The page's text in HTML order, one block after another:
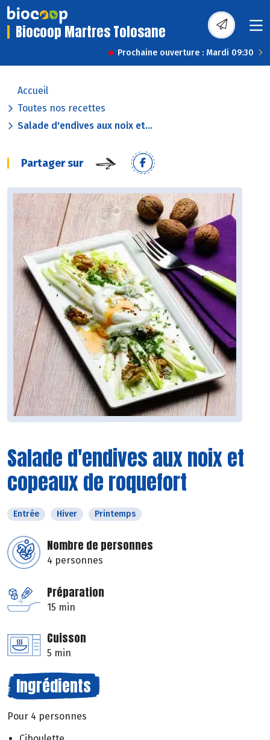
Biocoop Martres Tolosane
Prochaine ouverture : Mardi 09:30
Accueil
Toutes nos recettes
Salade d'endives aux noix et...
Partager sur
Salade d'endives aux noix et
copeaux de roquefort
Entrée Hiver Printemps
Nombre de personnes
4 personnes
Préparation
15 min
Cuisson
5 min
Ingrédients
Pour 4 personnes